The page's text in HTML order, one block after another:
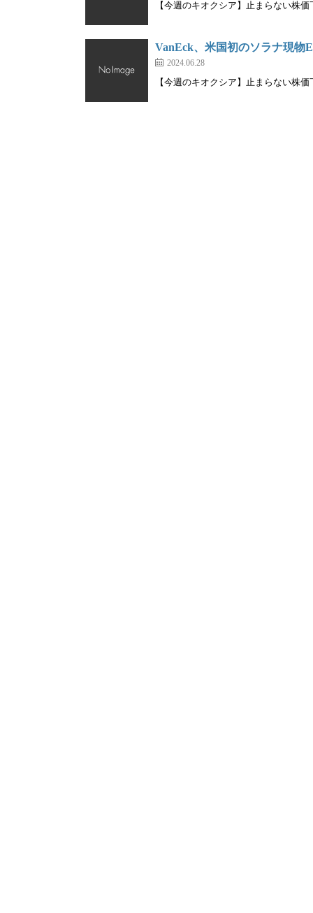
【今週のキオクシア】止まらない株
VanEck、米国初のソラナ現物
2024.06.28
【今週のキオクシア】止まらない株